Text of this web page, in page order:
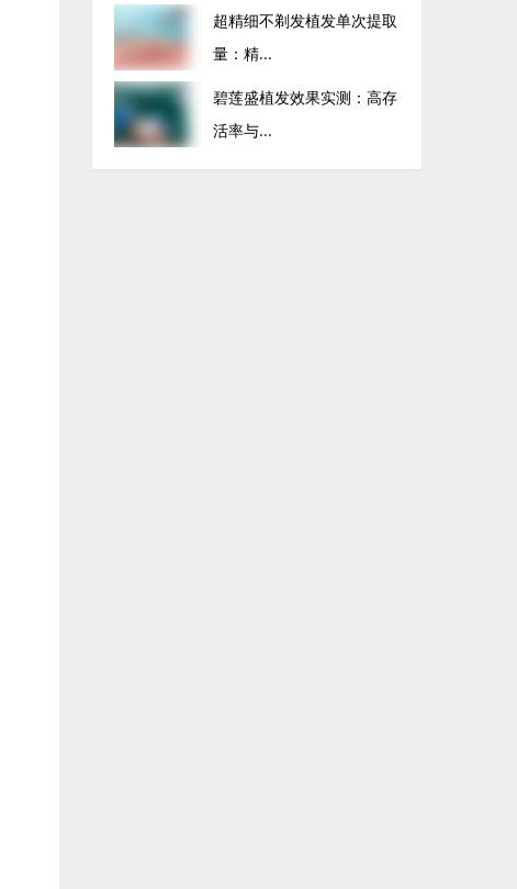
超精细不剃发植发单次提取
量：精...
碧莲盛植发效果实测：高存
活率与...